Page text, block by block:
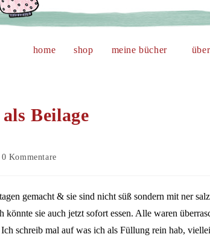
home shop meine bücher
Beilage
Beitrags-
0 Kommentare
gemacht & sie sind nicht süß sondern mit ner
sie auch jetzt sofort essen. Alle waren
schreib mal auf was ich als Füllung rein hab,